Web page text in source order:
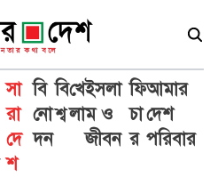
সা
রা
দে
শ
বি
নো
দন
বি
শ্ব
খে
লা
ইসলা
ম ও
জীবন
ফি
চা
র
আমার
দেশ
পরিবার